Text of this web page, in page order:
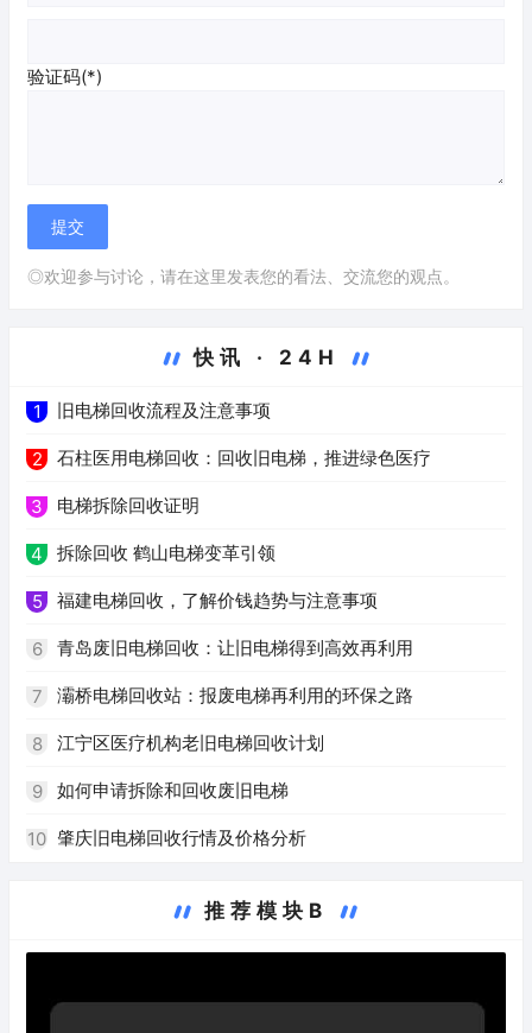
验证码(*)
◎欢迎参与讨论，请在这里发表您的看法、交流您的观点。
快讯 · 24H
1 旧电梯回收流程及注意事项
2 石柱医用电梯回收：回收旧电梯，推进绿色医疗
3 电梯拆除回收证明
4 拆除回收 鹤山电梯变革引领
5 福建电梯回收，了解价钱趋势与注意事项
6 青岛废旧电梯回收：让旧电梯得到高效再利用
7 灞桥电梯回收站：报废电梯再利用的环保之路
8 江宁区医疗机构老旧电梯回收计划
9 如何申请拆除和回收废旧电梯
10 肇庆旧电梯回收行情及价格分析
推荐模块B